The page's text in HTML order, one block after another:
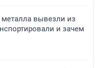
вывезли из
и зачем